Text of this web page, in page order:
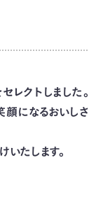
レクトしました。
になるおいしさ
たします。